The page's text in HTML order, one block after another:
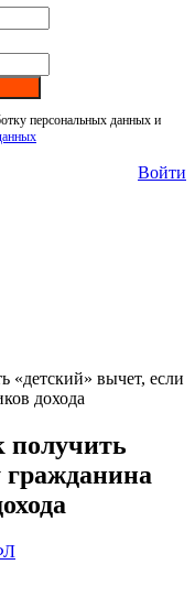
персональных данных и
Войти
«детский» вычет, если
дохода
гражданина